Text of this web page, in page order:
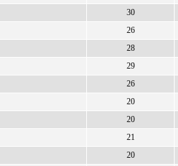
30
26
28
29
26
20
20
21
20